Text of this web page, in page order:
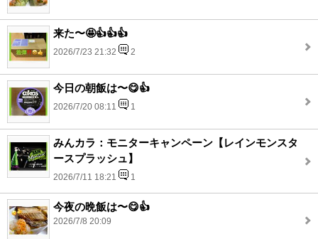
来た〜🤩👍👍👍
2026/7/23 21:32 2
今日の朝飯は〜😋👍
2026/7/20 08:11 1
みんカラ：モニターキャンペーン【レインモンスタ
ースプラッシュ】
2026/7/11 18:21 1
今夜の晩飯は〜😋👍
2026/7/8 20:09